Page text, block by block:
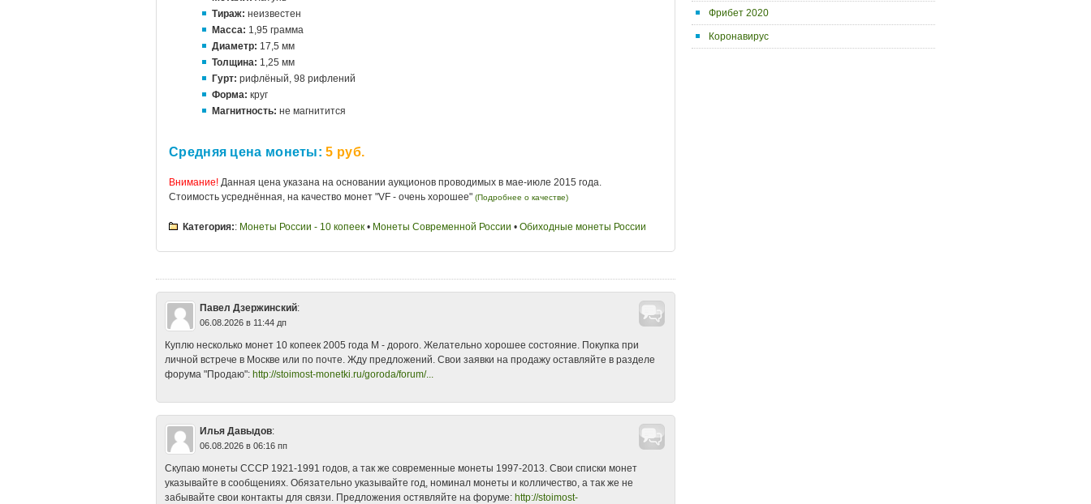
Тираж: неизвестен
Масса: 1,95 грамма
Диаметр: 17,5 мм
Толщина: 1,25 мм
Гурт: рифлёный, 98 рифлений
Форма: круг
Магнитность: не магнитится
Средняя цена монеты:5 руб.
Внимание! Данная цена указана на основании аукционов проводимых в мае-июле 2015 года.
Стоимость усреднённая, на качество монет "VF - очень хорошее" (Подробнее о качестве)
Категория:: Монеты России - 10 копеек • Монеты Современной России • Обиходные монеты России
стоимость 2013•10 копеек М 2005 цена•10 копеек России - Латунь•10 копеек России Московский
монетный двор•2005•Монеты России - 10 копеек
Павел Дзержинский:
06.08.2026 в 11:44 дп
Куплю несколько монет 10 копеек 2005 года М - дорого. Желательно хорошее состояние. Покупка при
личной встрече в Москве или по почте. Жду предложений. Свои заявки на продажу оставляйте в разделе
форума "Продаю": http://stoimost-monetki.ru/goroda/forum/...
Илья Давыдов:
06.08.2026 в 06:16 пп
Скупаю монеты СССР 1921-1991 годов, а так же современные монеты 1997-2013. Свои списки монет
указывайте в сообщениях. Обязательно указывайте год, номинал монеты и колличество, а так же не
забывайте свои контакты для связи. Предложения остявляйте на форуме: http://stoimost-
Фрибет 2020
Коронавирус